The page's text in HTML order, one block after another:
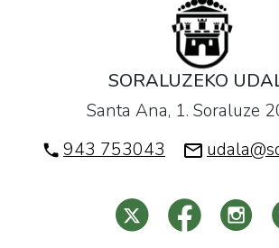
SORALUZEKO
Santa Ana, 1. Soraluze
943 753043